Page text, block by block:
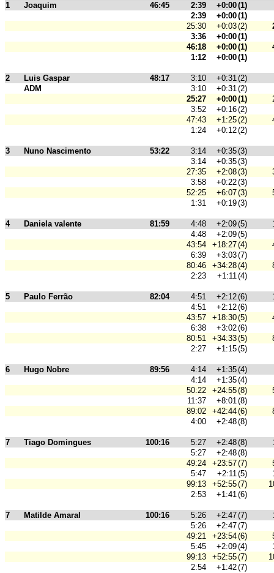
1 Joaquim 46:45 2:39 +0:00(1)
2:39
+0:00(1)
25:30
+0:03(2)
3:36
+0:00(1)
46:18
+0:00(1)
1:12
+0:00(1)
2 Luis Gaspar 48:17 3:10 +0:31(2)
ADM
3:10 +0:31(2)
25:27
+0:00(1)
3:52
+0:16(2)
47:43
+1:25(2)
1:24
+0:12(2)
3 Nuno Nascimento 53:22 3:14 +0:35(3)
3:14
+0:35(3)
27:35
+2:08(3)
3:58
+0:22(3)
52:25
+6:07(3)
1:31
+0:19(3)
4 Daniela valente 81:59 4:48 +2:09(5)
4:48
+2:09(5)
43:54
+18:27(4)
6:39
+3:03(7)
80:46
+34:28(4)
2:23
+1:11(4)
5 Paulo Ferrão 82:04 4:51 +2:12(6)
4:51
+2:12(6)
43:57
+18:30(5)
6:38
+3:02(6)
80:51
+34:33(5)
2:27
+1:15(5)
6 Hugo Nobre 89:56 4:14 +1:35(4)
4:14
+1:35(4)
50:22
+24:55(8)
11:37
+8:01(8)
89:02
+42:44(6)
4:00
+2:48(8)
7 Tiago Domingues 100:16 5:27 +2:48(8)
5:27
+2:48(8)
49:24
+23:57(7)
5:47
+2:11(5)
99:13
+52:55(7)
2:53
+1:41(6)
7 Matilde Amaral 100:16 5:26 +2:47(7)
5:26
+2:47(7)
49:21
+23:54(6)
5:45
+2:09(4)
99:13
+52:55(7)
2:54
+1:42(7)